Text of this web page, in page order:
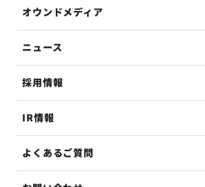
オウンドメディア
ニュース
採用情報
IR情報
よくあるご質問